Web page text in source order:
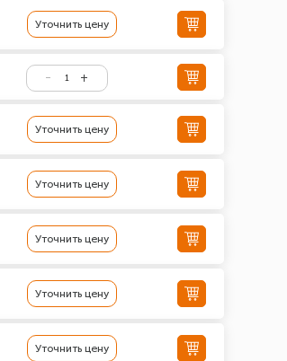
Уточнить цену
Уточнить цену
Уточнить цену
Уточнить цену
Уточнить цену
Уточнить цену